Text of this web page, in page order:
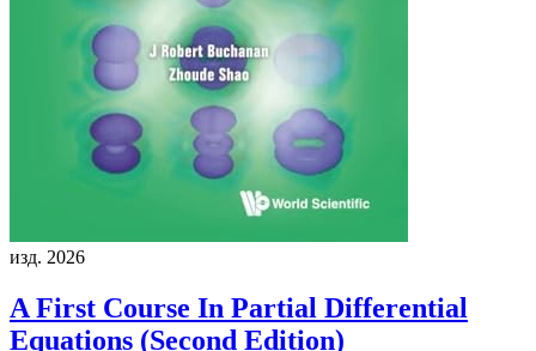
изд. 2026
A First Course In Partial Differential
Equations (Second Edition)